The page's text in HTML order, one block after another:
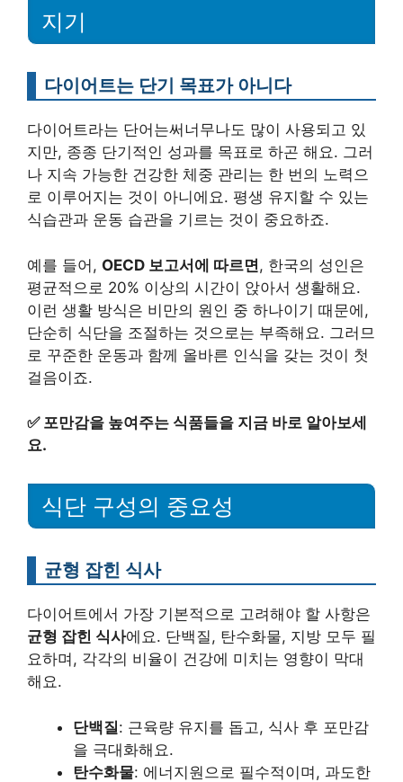
지기
다이어트는 단기 목표가 아니다
다이어트라는 단어는써너무나도 많이 사용되고 있
지만, 종종 단기적인 성과를 목표로 하곤 해요. 그러
나 지속 가능한 건강한 체중 관리는 한 번의 노력으
로 이루어지는 것이 아니에요. 평생 유지할 수 있는
식습관과 운동 습관을 기르는 것이 중요하죠.
예를 들어, OECD 보고서에 따르면, 한국의 성인은
평균적으로 20% 이상의 시간이 앉아서 생활해요.
이런 생활 방식은 비만의 원인 중 하나이기 때문에,
단순히 식단을 조절하는 것으로는 부족해요. 그러므
로 꾸준한 운동과 함께 올바른 인식을 갖는 것이 첫
걸음이죠.
✅ 포만감을 높여주는 식품들을 지금 바로 알아보세
요.
식단 구성의 중요성
균형 잡힌 식사
다이어트에서 가장 기본적으로 고려해야 할 사항은
균형 잡힌 식사에요. 단백질, 탄수화물, 지방 모두 필
요하며, 각각의 비율이 건강에 미치는 영향이 막대
해요.
단백질: 근육량 유지를 돕고, 식사 후 포만감
을 극대화해요.
탄수화물: 에너지원으로 필수적이며, 과도한